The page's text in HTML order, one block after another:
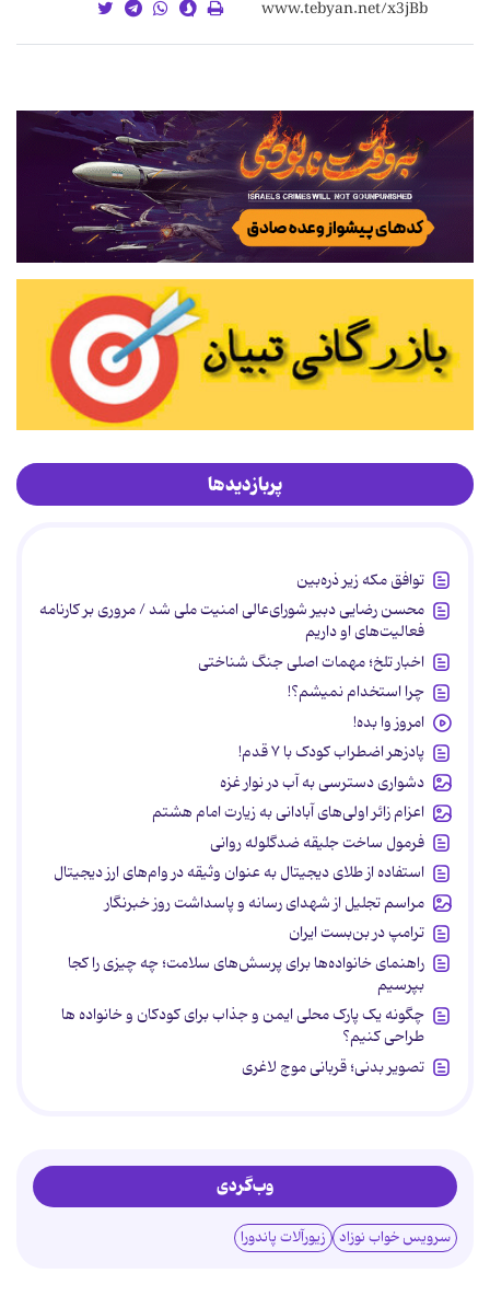
پربازدیدها
توافق مکه زیر ذره‌بین
محسن رضایی دبیر شورای‌عالی امنیت ملی شد / مروری بر کارنامه
فعالیت‌های او داریم
اخبار تلخ؛ مهمات اصلی جنگ شناختی
چرا استخدام نمیشم؟!
امروز وا بده!
پادزهر اضطراب کودک با ۷ قدم!
دشواری دسترسی به آب در نوار غزه
اعزام زائر اولی‌های آبادانی به زیارت امام هشتم
فرمول ساخت جلیقه ضدگلوله روانی
استفاده از طلای دیجیتال به عنوان وثیقه در وام‌های ارز دیجیتال
مراسم تجلیل از شهدای رسانه و پاسداشت روز خبرنگار
ترامپ در بن‌بست ایران
راهنمای خانواده‌ها برای پرسش‌های سلامت؛ چه چیزی را کجا
بپرسیم
چگونه یک پارک محلی ایمن و جذاب برای کودکان و خانواده ها
طراحی کنیم؟
تصویر بدنی؛ قربانی موج لاغری
وب‌گردی
سرویس خواب نوزاد زیورآلات پاندورا